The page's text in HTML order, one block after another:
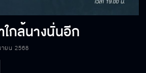
ใกล้นางนั่นอีก
ยน 2568
ระวังเล่นบทแฟนจนอินขึ้นมานะ